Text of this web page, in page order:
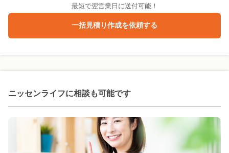
最短で翌営業日に送付可能！
一括見積り作成を依頼する
ニッセンライフに相談も可能です